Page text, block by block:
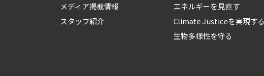
メディア掲載情報
スタッフ紹介
エネルギーを見直す
Climate Justiceを実現する
生物多様性を守る